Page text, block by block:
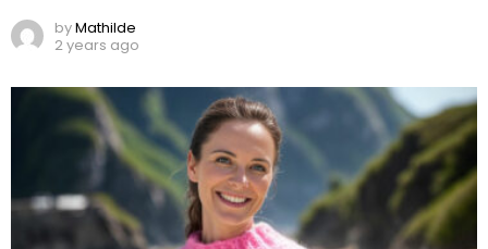
byMathilde
2 years ago